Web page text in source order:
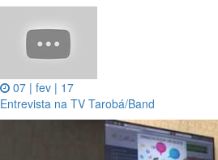
07 | fev | 17
Entrevista na TV Tarobá/Band